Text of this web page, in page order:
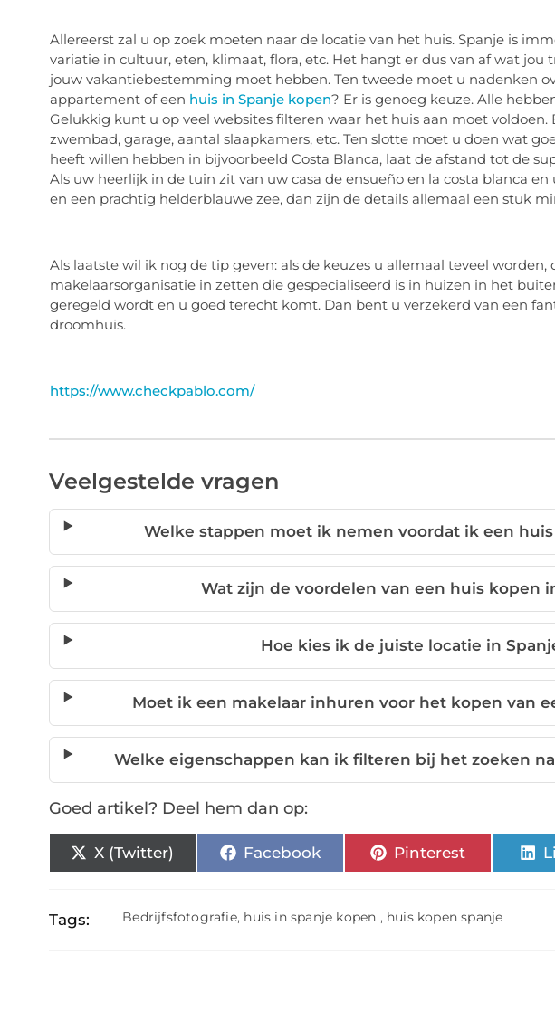
Allereerst zal u op zoek moeten naar de locatie van het huis. Spanje is
variatie in cultuur, eten, klimaat, flora, etc. Het hangt er dus van af wat jou
jouw vakantiebestemming moet hebben. Ten tweede moet u nadenken
appartement of een huis in Spanje kopen? Er is genoeg keuze. Alle
Gelukkig kunt u op veel websites filteren waar het huis aan moet voldoen.
zwembad, garage, aantal slaapkamers, etc. Ten slotte moet u doen wat
heeft willen hebben in bijvoorbeeld Costa Blanca, laat de afstand tot de
Als uw heerlijk in de tuin zit van uw casa de ensueño en la costa blanca
en een prachtig helderblauwe zee, dan zijn de details allemaal een stuk
Als laatste wil ik nog de tip geven: als de keuzes u allemaal teveel
makelaarsorganisatie in zetten die gespecialiseerd is in huizen in het
geregeld wordt en u goed terecht komt. Dan bent u verzekerd van een
droomhuis.
https://www.checkpablo.com/
Veelgestelde vragen
Welke stappen moet ik nemen voordat ik een
Wat zijn de voordelen van een huis kopen
Hoe kies ik de juiste locatie in
Moet ik een makelaar inhuren voor het kopen van
Welke eigenschappen kan ik filteren bij het zoeken
Goed artikel? Deel hem dan op:
X (Twitter) Facebook Pinterest
Tags: Bedrijfsfotografie, huis in spanje kopen , huis kopen spanje